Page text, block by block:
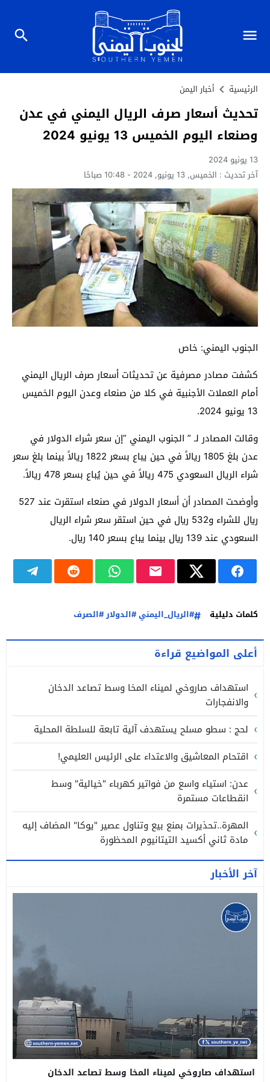
الرئيسية أخبار اليمن
تحديث أسعار صرف الريال اليمني في عدن
وصنعاء اليوم الخميس 13 يونيو 2024
13 يونيو 2024
آخر تحديث : الخميس, 13 يونيو, 2024 - 10:48 صباحًا
الجنوب اليمني: خاص
كشفت مصادر مصرفية عن تحديثات أسعار صرف الريال اليمني
أمام العملات الأجنبية في كلا من صنعاء وعدن اليوم الخميس
13 يونيو 2024.
وقالت المصادر لـ ” الجنوب اليمني ”إن سعر شراء الدولار في
عدن بلغ 1805 ريالاً في حين يباع بسعر 1822 ريالاً بينما بلغ سعر
شراء الريال السعودي 475 ريالاً في حين يُباع بسعر 478 ريالاً.
وأوضحت المصادر أن أسعار الدولار في صنعاء استقرت عند 527
ريال للشراء و532 ريال في حين استقر سعر شراء الريال
السعودي عند 139 ريال بينما يباع بسعر 140 ريال.
كلمات دليلية #الريال_اليمني #الدولار #الصرف
أعلى المواضيع قراءة
استهداف صاروخي لميناء المخا وسط تصاعد الدخان
والانفجارات
لحج : سطو مسلح يستهدف آلية تابعة للسلطة المحلية
اقتحام المعاشيق والاعتداء على الرئيس العليمي!
عدن: استياء واسع من فواتير كهرباء "خيالية" وسط
انقطاعات مستمرة
المهرة..تحذيرات بمنع بيع وتناول عصير "يوكا" المضاف إليه
مادة ثاني أكسيد التيتانيوم المحظورة
آخر الأخبار
استهداف صاروخي لميناء المخا وسط تصاعد الدخان